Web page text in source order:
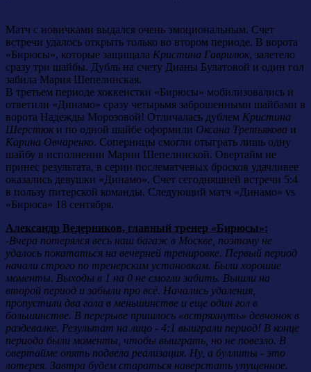
Матч с новичками выдался очень эмоциональным. Счет
встречи удалось открыть только во втором периоде. В ворота
«Бирюсы», которые защищала Кристина Гаврилюк, залетело
сразу три шайбы. Дубль на счету Дианы Булатовой и один гол
забила Мария Шепелинская.
В третьем периоде хоккеистки «Бирюсы» мобилизовались и
ответили «Динамо» сразу четырьмя заброшенными шайбами в
ворота Надежды Морозовой! Отличалась дублем Кристина
Шерстюк и по одной шайбе оформили Оксана Третьякова и
Карина Овчаренко. Соперницы смогли отыграть лишь одну
шайбу в исполнении Марии Шепелинской. Овертайм не
принес результата, в серии послематчевых бросков удачливее
оказались девушки «Динамо». Счет сегодняшней встречи 5:4
в пользу питерской команды. Следующий матч «Динамо» vs
«Бирюса» 18 сентября.
Александр Ведерников, главный тренер «Бирюсы»:
-Вчера потерялся весь наш багаж в Москве, поэтому не
удалось покататься на вечерней тренировке. Первый период
начали строго по тренерским установкам. Были хорошие
моменты. Выходы в 1 на 0 не смогли забить. Вышли на
второй период и забыли про всё. Начались удаления,
пропустили два гола в меньшинстве и еще один гол в
большинстве. В перерыве пришлось «встряхнуть» девчонок в
раздевалке. Результат на лицо - 4:1 выиграли период! В конце
периода были моменты, чтобы выиграть, но не повезло. В
овертайме опять подвела реализация. Ну, а буллиты - это
лотерея. Завтра будем стараться наверстать упущенное.